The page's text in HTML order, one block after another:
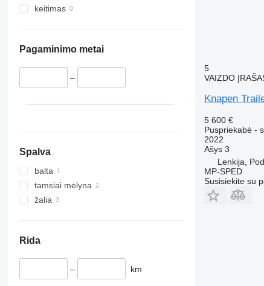
keitimas
Pagaminimo metai
–
Spalva
balta
tamsiai mėlyna
žalia
Rida
– km
5
VAIZDO
Knapen
5 600 €
Puspriekabė -
2022
Ašys 3
Lenkija,
MP-SPED
Susisiekite su